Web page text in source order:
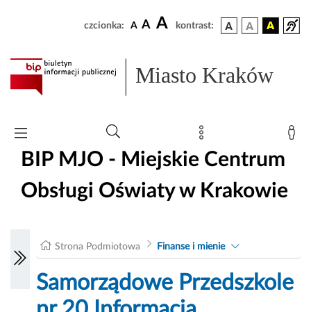
czcionka: A A A kontrast:
Miasto Kraków
BIP MJO - Miejskie Centrum
Obsługi Oświaty w Krakowie
Strona Podmiotowa Finanse i mienie
Samorządowe Przedszkole